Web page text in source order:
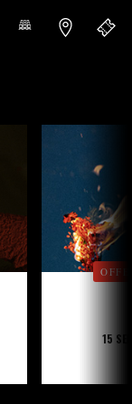
15